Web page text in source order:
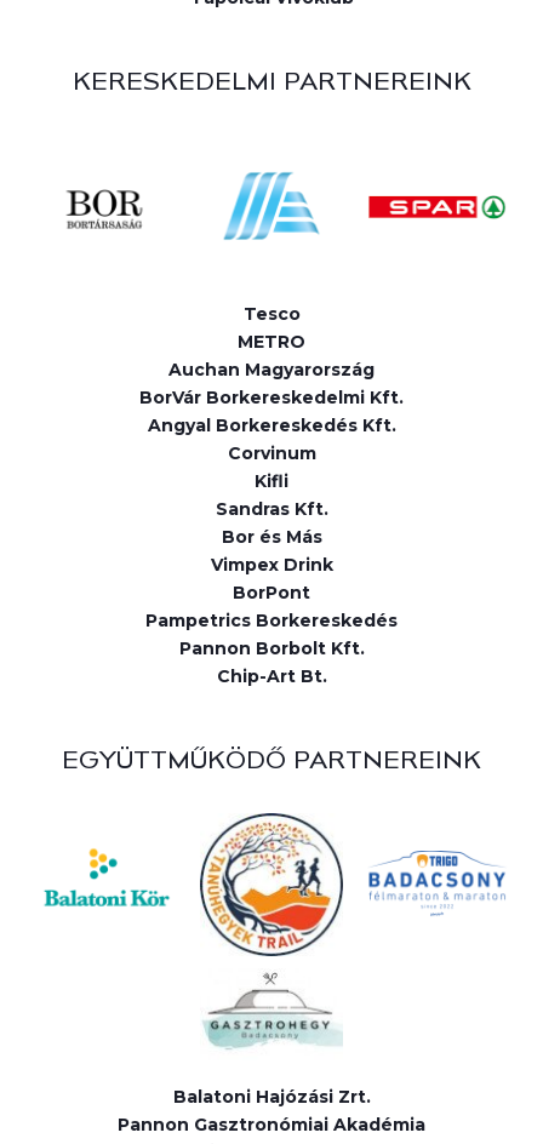
KERESKEDELMI PARTNEREINK
Tesco
METRO
Auchan Magyarország
BorVár Borkereskedelmi Kft.
Angyal Borkereskedés Kft.
Corvinum
Kifli
Sandras Kft.
Bor és Más
Vimpex Drink
BorPont
Pampetrics Borkereskedés
Pannon Borbolt Kft.
Chip-Art Bt.
EGYÜTTMŰKÖDŐ PARTNEREINK
Balatoni Hajózási Zrt.
Pannon Gasztronómiai Akadémia